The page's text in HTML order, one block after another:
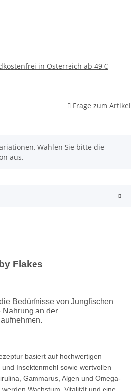
in Österreich ab 49 €
Frage zum Artikel
Wählen Sie bitte die
aus.
Flakes
Bedürfnisse von Jungfischen
Nahrung an der
basiert auf hochwertigen
Insektenmehl sowie wertvollen
Gammarus, Algen und Omega-
Wachstum, Vitalität und eine